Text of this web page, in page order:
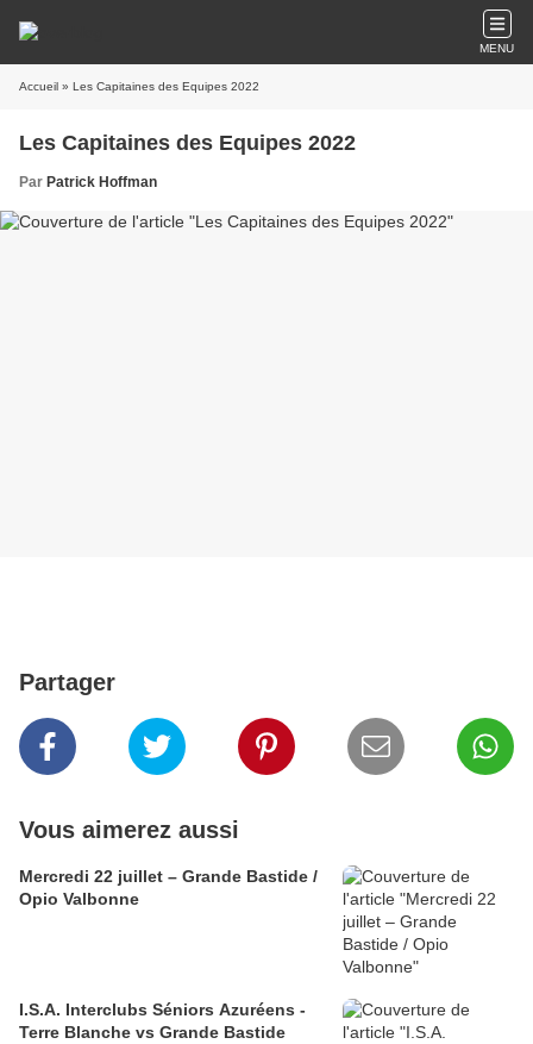
MENU
Accueil » Les Capitaines des Equipes 2022
Les Capitaines des Equipes 2022
Par Patrick Hoffman
Partager
Vous aimerez aussi
Mercredi 22 juillet – Grande Bastide /
Opio Valbonne
I.S.A. Interclubs Séniors Azuréens -
Terre Blanche vs Grande Bastide